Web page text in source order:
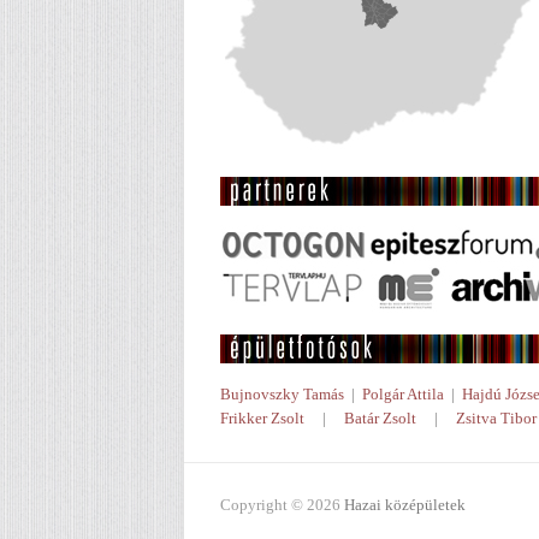
Bujnovszky Tamás | Polgár Attila | Hajdú
Frikker Zsolt | Batár Zsolt | Zsitva Tibor
Copyright © 2026 Hazai középületek